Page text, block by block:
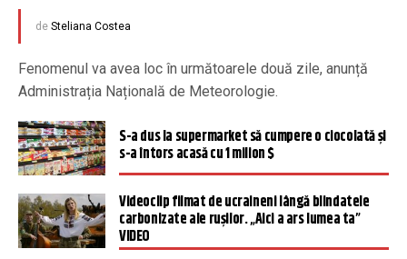
de Steliana Costea
Fenomenul va avea loc în următoarele două zile, anunță
Administrația Națională de Meteorologie.
S-a dus la supermarket să cumpere o ciocolată și
s-a întors acasă cu 1 milion $
Videoclip filmat de ucraineni lângă blindatele
carbonizate ale rușilor. „Aici a ars lumea ta”
VIDEO